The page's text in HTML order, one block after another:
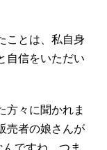
ことは、私自身
自信をいただい
方々に聞かれま
売者の娘さんが